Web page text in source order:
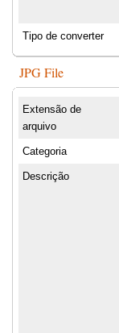
Tipo de converter
JPG File
Extensão de
arquivo
Categoria
Descrição